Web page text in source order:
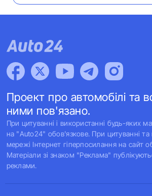
Проект про автомобілі та
ними пов'язано.
При цитуванні і використанні будь-яких
на "Auto24" обов'язкове. При цитуванні та
мережі Інтернет гіперпосилання на сайт
Матеріали зі знаком "Реклама"
реклами.